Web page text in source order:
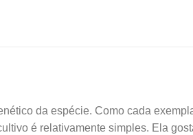
da espécie. Como cada
é relativamente simples. Ela